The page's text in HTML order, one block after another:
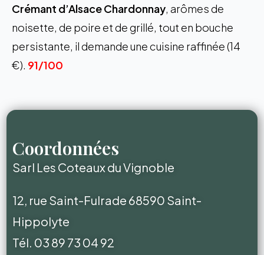
Crémant d’Alsace Chardonnay , arômes de
noisette, de poire et de grillé, tout en bouche
persistante, il demande une cuisine raffinée (14
€). 91/100
Coordonnées
Sarl Les Coteaux du Vignoble
12, rue Saint-Fulrade 68590 Saint-
Hippolyte
Tél. 03 89 73 04 92